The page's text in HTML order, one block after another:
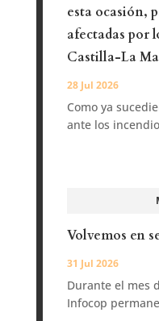
esta ocasión,
afectadas por
Castilla-La
28 Jul 2026
Como ya
ante los
Volvemos en
31 Jul 2026
Durante el mes
Infocop